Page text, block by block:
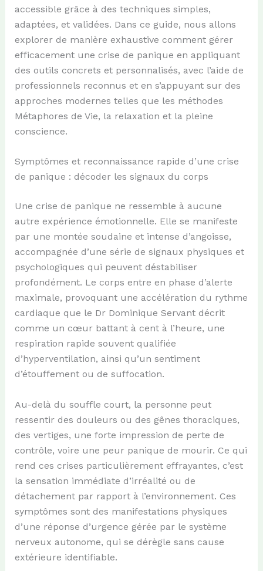
accessible grâce à des techniques simples,
adaptées, et validées. Dans ce guide, nous allons
explorer de manière exhaustive comment gérer
efficacement une crise de panique en appliquant
des outils concrets et personnalisés, avec l’aide de
professionnels reconnus et en s’appuyant sur des
approches modernes telles que les méthodes
Métaphores de Vie, la relaxation et la pleine
conscience.
Symptômes et reconnaissance rapide d’une crise
de panique : décoder les signaux du corps
Une crise de panique ne ressemble à aucune
autre expérience émotionnelle. Elle se manifeste
par une montée soudaine et intense d’angoisse,
accompagnée d’une série de signaux physiques et
psychologiques qui peuvent déstabiliser
profondément. Le corps entre en phase d’alerte
maximale, provoquant une accélération du rythme
cardiaque que le Dr Dominique Servant décrit
comme un cœur battant à cent à l’heure, une
respiration rapide souvent qualifiée
d’hyperventilation, ainsi qu’un sentiment
d’étouffement ou de suffocation.
Au-delà du souffle court, la personne peut
ressentir des douleurs ou des gênes thoraciques,
des vertiges, une forte impression de perte de
contrôle, voire une peur panique de mourir. Ce qui
rend ces crises particulièrement effrayantes, c’est
la sensation immédiate d’irréalité ou de
détachement par rapport à l’environnement. Ces
symptômes sont des manifestations physiques
d’une réponse d’urgence gérée par le système
nerveux autonome, qui se dérègle sans cause
extérieure identifiable.